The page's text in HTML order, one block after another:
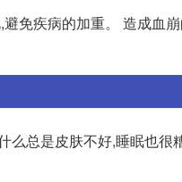
免疾病的加重。 造成血
么总是皮肤不好,睡眠也